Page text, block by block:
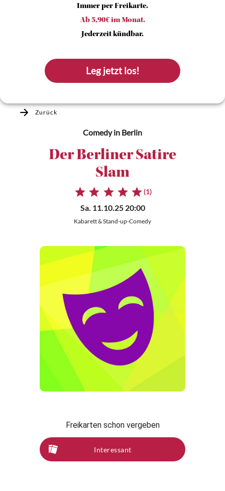
Immer per Freikarte.
Ab 5,90€ im Monat.
Jederzeit kündbar.
Leg jetzt los!
Zurück
Comedyin Berlin
Der Berliner Satire
Slam
(1)
Sa. 11.10.25 20:00
Kabarett & Stand-up-Comedy
Freikarten schon vergeben
Interessant